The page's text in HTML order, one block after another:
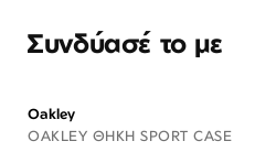
Συνδύασέ το με
Oakley
OAKLEY ΘΉΚΗ SPORT CASE